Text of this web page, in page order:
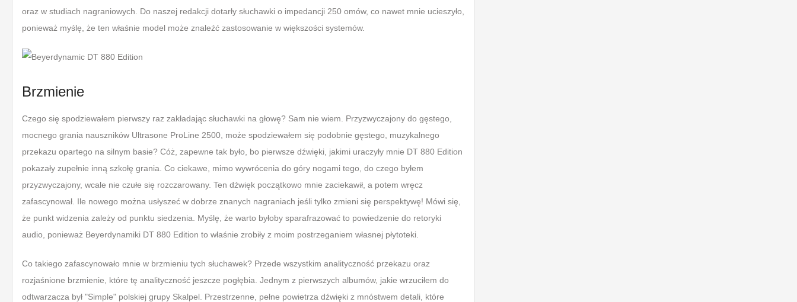
oraz w studiach nagraniowych. Do naszej redakcji dotarły słuchawki o impedancji 250 omów, co nawet mnie ucieszyło,
ponieważ myślę, że ten właśnie model może znaleźć zastosowanie w większości systemów.
Brzmienie
Czego się spodziewałem pierwszy raz zakładając słuchawki na głowę? Sam nie wiem. Przyzwyczajony do gęstego,
mocnego grania nauszników Ultrasone ProLine 2500, może spodziewałem się podobnie gęstego, muzykalnego
przekazu opartego na silnym basie? Cóż, zapewne tak było, bo pierwsze dźwięki, jakimi uraczyły mnie DT 880 Edition
pokazały zupełnie inną szkołę grania. Co ciekawe, mimo wywrócenia do góry nogami tego, do czego byłem
przyzwyczajony, wcale nie czułe się rozczarowany. Ten dźwięk początkowo mnie zaciekawił, a potem wręcz
zafascynował. Ile nowego można usłyszeć w dobrze znanych nagraniach jeśli tylko zmieni się perspektywę! Mówi się,
że punkt widzenia zależy od punktu siedzenia. Myślę, że warto byłoby sparafrazować to powiedzenie do retoryki
audio, ponieważ Beyerdynamiki DT 880 Edition to właśnie zrobiły z moim postrzeganiem własnej płytoteki.
Co takiego zafascynowało mnie w brzmieniu tych słuchawek? Przede wszystkim analityczność przekazu oraz
rozjaśnione brzmienie, które tę analityczność jeszcze pogłębia. Jednym z pierwszych albumów, jakie wrzuciłem do
odtwarzacza był "Simple" polskiej grupy Skalpel. Przestrzenne, pełne powietrza dźwięki z mnóstwem detali, które